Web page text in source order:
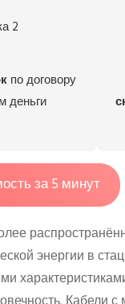
по договору
деньги
за 5 минут
энергии в